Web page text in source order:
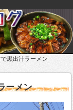
黒出汁ラーメン
ーメン